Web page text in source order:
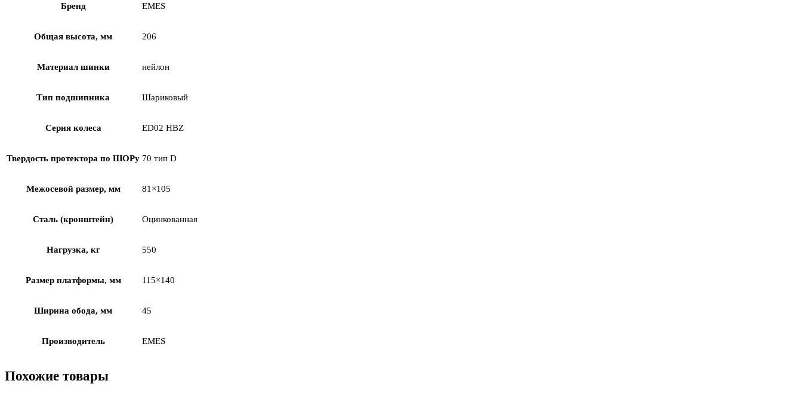
Бренд EMES
Общая высота, мм 206
Материал шинки нейлон
Тип подшипника Шариковый
Серия колеса ED02 HBZ
Твердость протектора по ШОРу 70 тип D
Межосевой размер, мм 81×105
Сталь (кронштейн) Оцинкованная
Нагрузка, кг 550
Размер платформы, мм 115×140
Ширина обода, мм 45
Производитель EMES
Похожие товары